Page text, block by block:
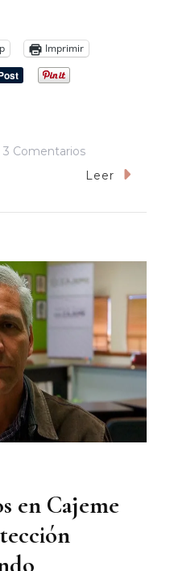
Imprimir
3 ComentariosEn
Nuestro
Leer
en Cajeme